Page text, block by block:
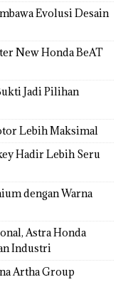
Evolusi Desain
New Honda BeAT
Jadi Pilihan
Lebih Maksimal
Hadir Lebih Seru
dengan Warna
Astra Honda
Industri
Artha Group